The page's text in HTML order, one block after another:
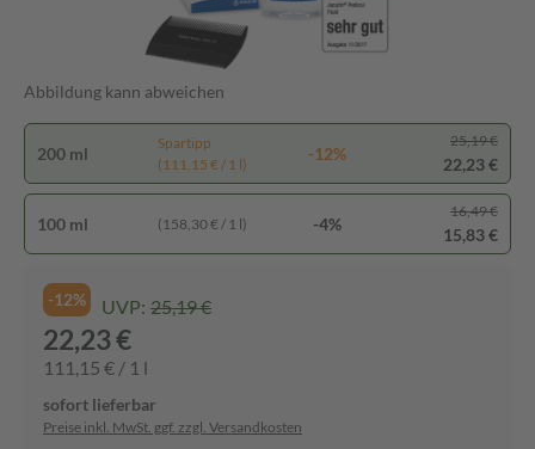
Abbildung kann abweichen
200 ml
Spartipp
(111,15 € / 1 l)
-12%
25,19 €
22,23 €
100 ml (158,30 € / 1 l) -4%
16,49 €
15,83 €
-12% UVP: 25,19 €
22,23 €
111,15 € / 1 l
sofort lieferbar
Preise inkl. MwSt. ggf. zzgl. Versandkosten